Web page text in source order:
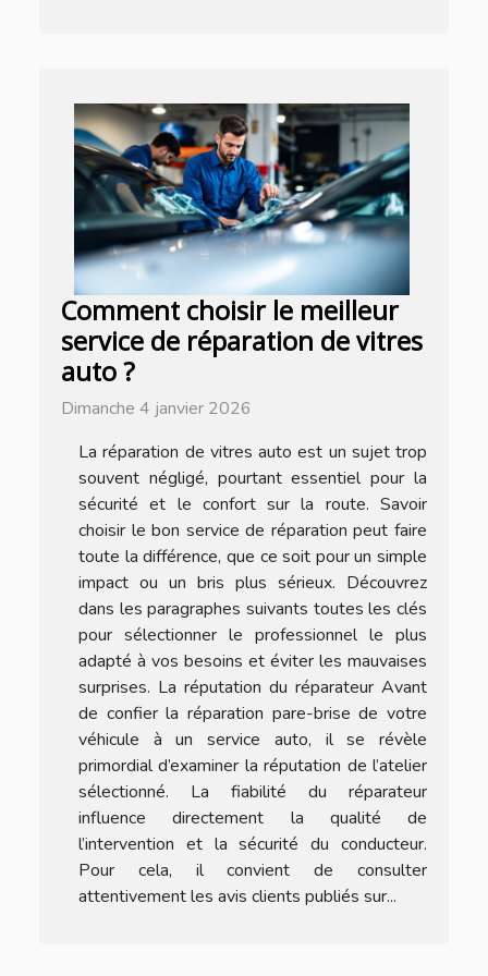
Comment choisir le meilleur
service de réparation de vitres
auto ?
Dimanche 4 janvier 2026
La réparation de vitres auto est un sujet trop
souvent négligé, pourtant essentiel pour la
sécurité et le confort sur la route. Savoir
choisir le bon service de réparation peut faire
toute la différence, que ce soit pour un simple
impact ou un bris plus sérieux. Découvrez
dans les paragraphes suivants toutes les clés
pour sélectionner le professionnel le plus
adapté à vos besoins et éviter les mauvaises
surprises. La réputation du réparateur Avant
de confier la réparation pare-brise de votre
véhicule à un service auto, il se révèle
primordial d’examiner la réputation de l’atelier
sélectionné. La fiabilité du réparateur
influence directement la qualité de
l’intervention et la sécurité du conducteur.
Pour cela, il convient de consulter
attentivement les avis clients publiés sur...